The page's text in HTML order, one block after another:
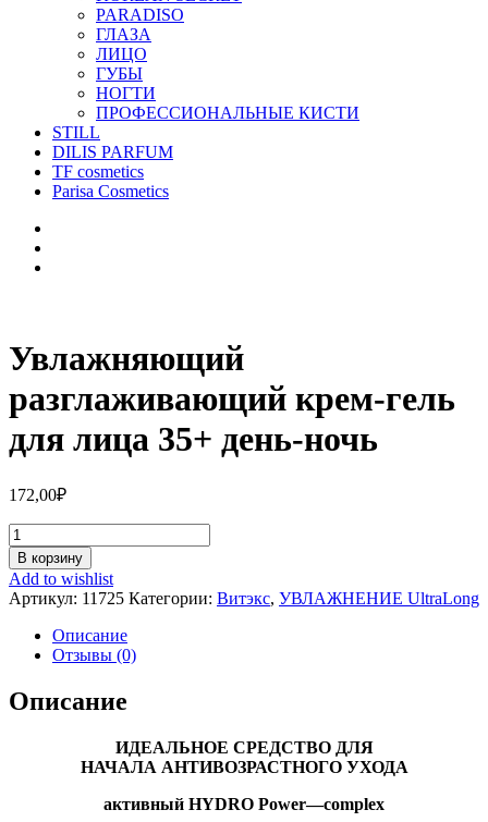
PARADISO
ГЛАЗА
ЛИЦО
ГУБЫ
НОГТИ
ПРОФЕССИОНАЛЬНЫЕ КИСТИ
STILL
DILIS PARFUM
TF cosmetics
Parisa Cosmetics
Увлажняющий
разглаживающий крем-гель
для лица 35+ день-ночь
172,00₽
Количество
Увлажняющий
разглаживающий
крем-
гель
лица
день-
ночь
В корзину
Add to wishlist
Артикул: 11725 Категории: Витэкс, УВЛАЖНЕНИЕ UltraLong
Описание
Отзывы (0)
Описание
ИДЕАЛЬНОЕ СРЕДСТВО ДЛЯ
НАЧАЛА АНТИВОЗРАСТНОГО УХОДА
активный HYDRO Power—complex